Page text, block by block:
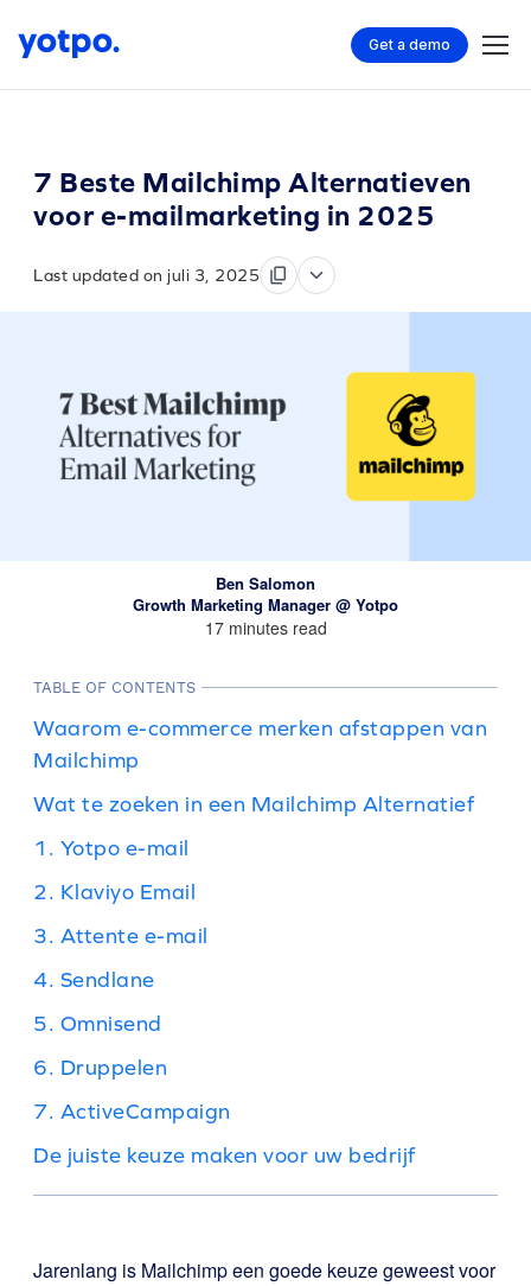
Get a demo
7 Beste Mailchimp Alternatieven
voor e-mailmarketing in 2025
Last updated on juli 3, 2025
Ben Salomon
Growth Marketing Manager @ Yotpo
17 minutes read
TABLE OF CONTENTS
Waarom e-commerce merken afstappen van
Mailchimp
Wat te zoeken in een Mailchimp Alternatief
1. Yotpo e-mail
2. Klaviyo Email
3. Attente e-mail
4. Sendlane
5. Omnisend
6. Druppelen
7. ActiveCampaign
De juiste keuze maken voor uw bedrijf
Jarenlang is Mailchimp een goede keuze geweest voor